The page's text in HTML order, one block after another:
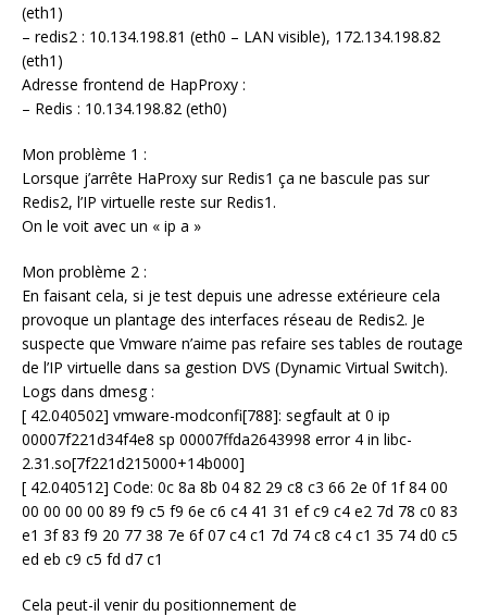
(eth1)
– redis2 : 10.134.198.81 (eth0 – LAN visible), 172.134.198.82
(eth1)
Adresse frontend de HapProxy :
– Redis : 10.134.198.82 (eth0)
Mon problème 1 :
Lorsque j’arrête HaProxy sur Redis1 ça ne bascule pas sur
Redis2, l’IP virtuelle reste sur Redis1.
On le voit avec un « ip a »
Mon problème 2 :
En faisant cela, si je test depuis une adresse extérieure cela
provoque un plantage des interfaces réseau de Redis2. Je
suspecte que Vmware n’aime pas refaire ses tables de routage
de l’IP virtuelle dans sa gestion DVS (Dynamic Virtual Switch).
Logs dans dmesg :
[ 42.040502] vmware-modconfi[788]: segfault at 0 ip
00007f221d34f4e8 sp 00007ffda2643998 error 4 in libc-
2.31.so[7f221d215000+14b000]
[ 42.040512] Code: 0c 8a 8b 04 82 29 c8 c3 66 2e 0f 1f 84 00
00 00 00 00 89 f9 c5 f9 6e c6 c4 41 31 ef c9 c4 e2 7d 78 c0 83
e1 3f 83 f9 20 77 38 7e 6f 07 c4 c1 7d 74 c8 c4 c1 35 74 d0 c5
ed eb c9 c5 fd d7 c1
Cela peut-il venir du positionnement de